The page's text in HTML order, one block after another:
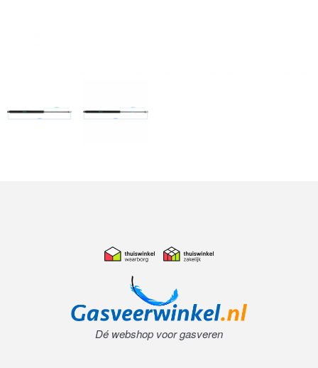
Dé webshop voor gasveren